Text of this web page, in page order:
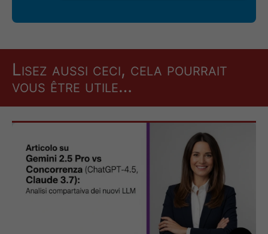
Lisez aussi ceci, cela pourrait
vous être utile…